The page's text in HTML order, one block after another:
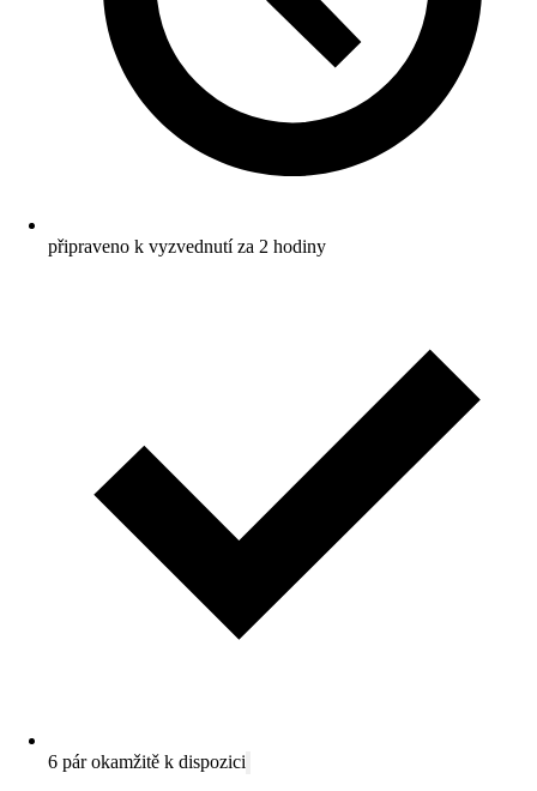
připraveno k vyzvednutí za 2 hodiny
6 pár okamžitě k dispozici